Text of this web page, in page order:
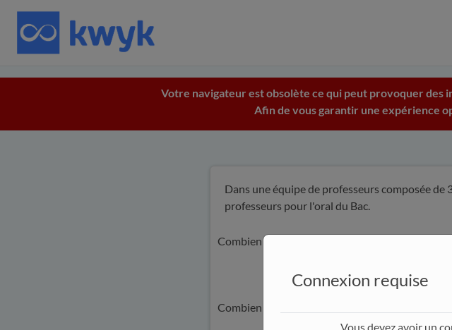
Votre navigateur est obsolète ce qui peut provoquer des
Afin de vous garantir une expérience
Connexion requise
Vous devez avoir un
Dans une équipe de professeurs composée
professeurs pour l'oral du Bac.
Combien de jurys peut-on constituer ?
Combien de jurys peut-on constituer en